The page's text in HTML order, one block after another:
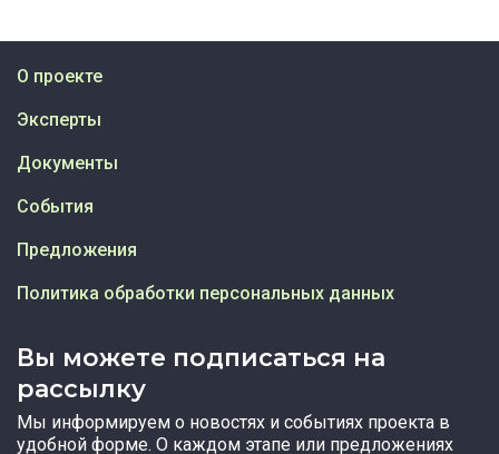
Вы можете подписаться на
рассылку
Мы информируем о новостях и событиях проекта в
удобной форме. О каждом этапе или предложениях
О проекте
Эксперты
Документы
События
Предложения
Политика обработки персональных данных